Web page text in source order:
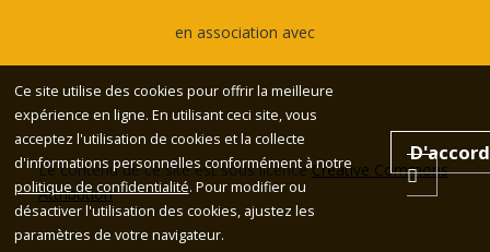
en association avec
Le contenu de ce site est sous licenceCreative Commons
Attribution
Ce site utilise des cookies pour offrir la meilleure
expérience en ligne. En utilisant ceci site, vous
acceptez l'utilisation de cookies et la collecte
d'informations personnelles conformément à notre
politique de confidentialité. Pour modifier ou
désactiver l'utilisation des cookies, ajustez les
paramètres de votre navigateur.
D'accord